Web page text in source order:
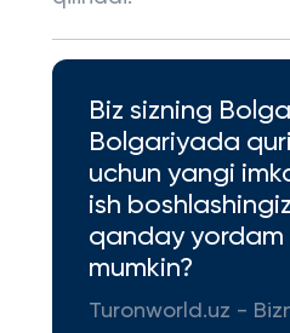
Biz sizning
Bolgariyada
uchun yangi
ish
qanday yordam
mumkin?
Turonworld.uz -